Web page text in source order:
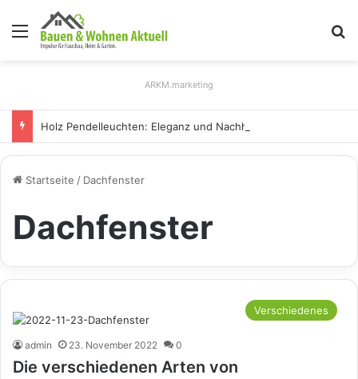
Menü
ARKM.marketing
Startseite / Dachfenster
Dachfenster
Verschiedenes
admin 23. November 2022 0
Die verschiedenen Arten von